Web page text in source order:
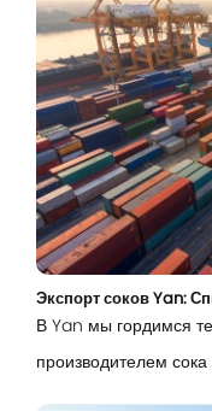
Экспорт соков Yan:
В Yan мы гордимся
производителем